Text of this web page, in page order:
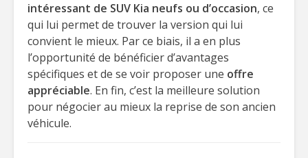
intéressant de SUV Kia neufs ou d’occasion, ce
qui lui permet de trouver la version qui lui
convient le mieux. Par ce biais, il a en plus
l’opportunité de bénéficier d’avantages
spécifiques et de se voir proposer une offre
appréciable. En fin, c’est la meilleure solution
pour négocier au mieux la reprise de son ancien
véhicule.